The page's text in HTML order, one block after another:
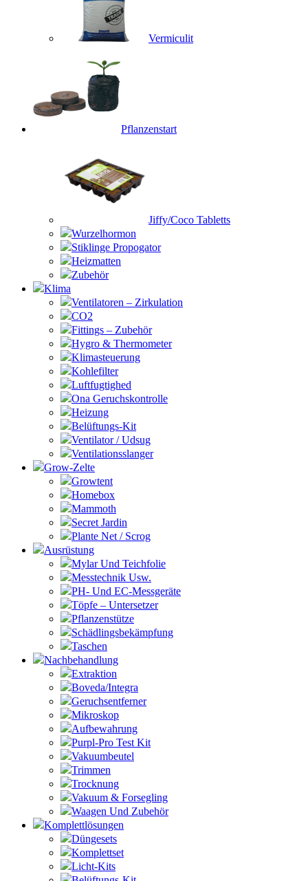
Vermiculit
Pflanzenstart
Jiffy/Coco Tabletts
Wurzelhormon
Stiklinge Propogator
Heizmatten
Zubehör
Klima
Ventilatoren – Zirkulation
CO2
Fittings – Zubehör
Hygro & Thermometer
Klimasteuerung
Kohlefilter
Luftfugtighed
Ona Geruchskontrolle
Heizung
Belüftungs-Kit
Ventilator / Udsug
Ventilationsslanger
Grow-Zelte
Growtent
Homebox
Mammoth
Secret Jardin
Plante Net / Scrog
Ausrüstung
Mylar Und Teichfolie
Messtechnik Usw.
PH- Und EC-Messgeräte
Töpfe – Untersetzer
Pflanzenstütze
Schädlingsbekämpfung
Taschen
Nachbehandlung
Extraktion
Boveda/Integra
Geruchsentferner
Mikroskop
Aufbewahrung
Purpl-Pro Test Kit
Vakuumbeutel
Trimmen
Trocknung
Vakuum & Forsegling
Waagen Und Zubehör
Komplettlösungen
Düngesets
Komplettset
Licht-Kits